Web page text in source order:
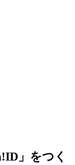
」をつく